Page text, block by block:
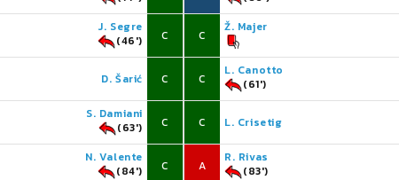
J. Segre
(46')
C
D. Šarić C
S. Damiani
(63')
C
N. Valente
(84')
C
C
Ž. Majer
C
L. Canotto
(61')
C L. Crisetig
A
R. Rivas
(83')